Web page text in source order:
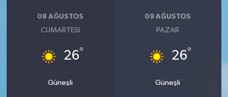
08 AĞUSTOS
CUMARTESI
26°
Güneşli
09 AĞUSTOS
PAZAR
26°
Güneşli